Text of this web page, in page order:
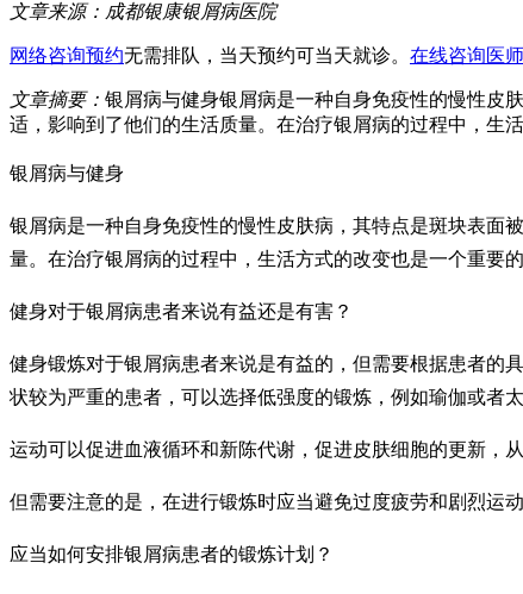
文章来源： 成都银康银屑病医院
网络咨询预约无需排队，当天预约可当天就诊。 在线咨询医师
文章摘要： 银屑病与健身银屑病是一种自身免疫性的慢性皮
适，影响到了他们的生活质量。在治疗银屑病的过程中，生
银屑病与健身
银屑病是一种自身免疫性的慢性皮肤病，其特点是斑块表面
量。在治疗银屑病的过程中，生活方式的改变也是一个重要
健身对于银屑病患者来说有益还是有害？
健身锻炼对于银屑病患者来说是有益的，但需要根据患者的
状较为严重的患者，可以选择低强度的锻炼，例如瑜伽或者太
运动可以促进血液循环和新陈代谢，促进皮肤细胞的更新，
但需要注意的是，在进行锻炼时应当避免过度疲劳和剧烈运
应当如何安排银屑病患者的锻炼计划？